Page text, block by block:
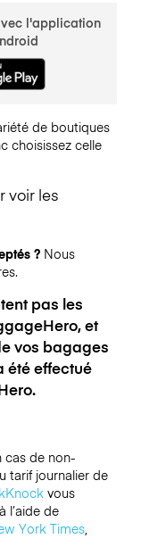
l'application
de boutiques
choisissez celle
voir les
? Nous
pas les
et
vos bagages
été effectué
cas de non-
tarif journalier de
vous
l’aide de
York Times,